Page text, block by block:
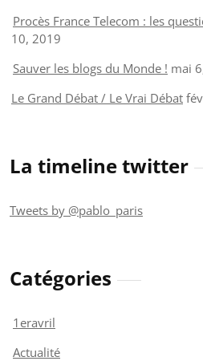
Procès France Telecom : les
10, 2019
Sauver les blogs du Monde ! mai
Le Grand Débat / Le Vrai Débat
La timeline twitter
Tweets by @pablo_paris
Catégories
1eravril
Actualité